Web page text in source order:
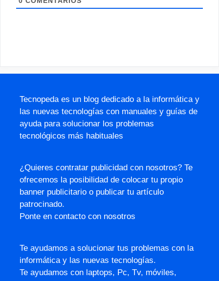
Tecnopeda es un blog dedicado a la informática y
las nuevas tecnologías con manuales y guías de
ayuda para solucionar los problemas
tecnológicos más habituales
¿Quieres contratar publicidad con nosotros? Te
ofrecemos la posibilidad de colocar tu propio
banner publicitario o publicar tu artículo
patrocinado.
Ponte en contacto con nosotros
Te ayudamos a solucionar tus problemas con la
informática y las nuevas tecnologías.
Te ayudamos con laptops, Pc, Tv, móviles,